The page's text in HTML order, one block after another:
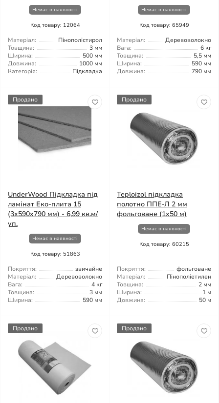
Немає в наявності
Код товару: 12064
Матеріал:
Пінополістирол
Товщина:
3 мм
Ширина:
500 мм
Довжина:
1000 мм
Категорія:
Підкладка
Немає в наявності
Код товару: 65949
Матеріал:
Деревоволокно
Вага:
6 кг
Товщина:
5,5 мм
Ширина:
590 мм
Довжина:
790 мм
Продано
UnderWood Підкладка під
ламінат Еко-плита 15
(3x590x790 мм) - 6,99 кв.м/
уп.
Немає в наявності
Код товару: 51863
Покриття:
звичайне
Матеріал:
Деревоволокно
Вага:
4 кг
Товщина:
3 мм
Ширина:
590 мм
Продано
Teploizol підкладка
полотно ППЕ-Л 2 мм
фольговане (1x50 м)
Немає в наявності
Код товару: 60215
Покриття:
фольговане
Матеріал:
Пінополіетилен
Товщина:
2 мм
Ширина:
1 м
Довжина:
50 м
Продано Продано